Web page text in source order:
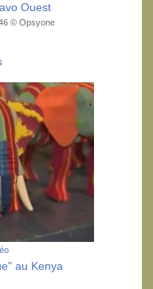
Ouest
© Opsyone
au Kenya